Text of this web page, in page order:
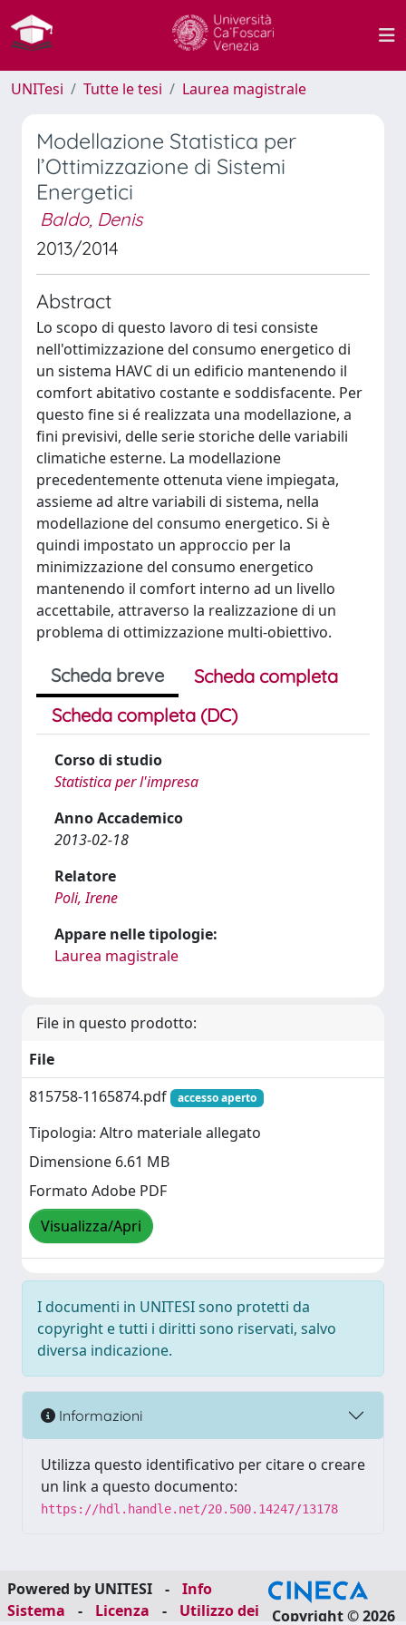
UNITesi Tutte le tesi Laurea magistrale
Modellazione Statistica per
l’Ottimizzazione di Sistemi
Energetici
Baldo, Denis
2013/2014
Abstract
Lo scopo di questo lavoro di tesi consiste
nell'ottimizzazione del consumo energetico di
un sistema HAVC di un edificio mantenendo il
comfort abitativo costante e soddisfacente. Per
questo fine si é realizzata una modellazione, a
fini previsivi, delle serie storiche delle variabili
climatiche esterne. La modellazione
precedentemente ottenuta viene impiegata,
assieme ad altre variabili di sistema, nella
modellazione del consumo energetico. Si è
quindi impostato un approccio per la
minimizzazione del consumo energetico
mantenendo il comfort interno ad un livello
accettabile, attraverso la realizzazione di un
problema di ottimizzazione multi-obiettivo.
Scheda breve
Scheda completa
Scheda completa (DC)
Corso di studio
Statistica per l'impresa
Anno Accademico
2013-02-18
Relatore
Poli, Irene
Appare nelle tipologie:
Laurea magistrale
File in questo prodotto:
File
815758-1165874.pdf
accesso aperto
Tipologia: Altro materiale allegato
Dimensione 6.61 MB
Formato Adobe PDF
Visualizza/Apri
I documenti in UNITESI sono protetti da
copyright e tutti i diritti sono riservati, salvo
diversa indicazione.
Informazioni
Utilizza questo identificativo per citare o creare
un link a questo documento:
https://hdl.handle.net/20.500.14247/13178
Powered by UNITESI -
Info
Sistema
- Licenza -
Utilizzo dei
Copyright © 2026